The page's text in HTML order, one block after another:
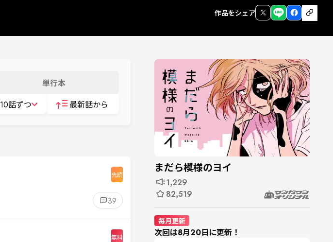
作品をシェア
単行本
10話ずつ 最新話から
先読
39
無料
まだら模様のヨイ
1,229
82,519
毎月更新
次回は8月20日に更新！